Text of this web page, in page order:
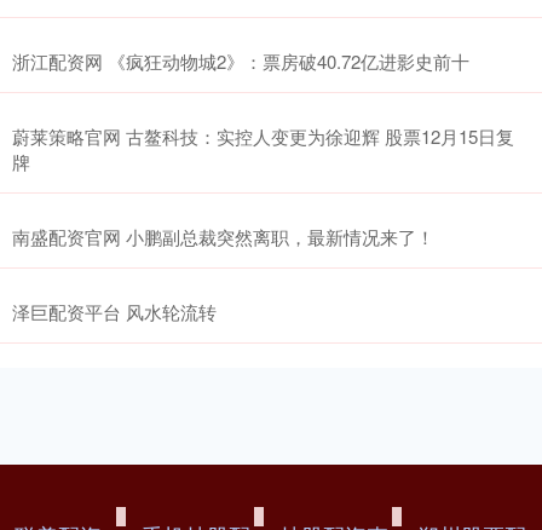
浙江配资网 《疯狂动物城2》：票房破40.72亿进影史前十
蔚莱策略官网 古鳌科技：实控人变更为徐迎辉 股票12月15日复
牌
南盛配资官网 小鹏副总裁突然离职，最新情况来了！
泽巨配资平台 风水轮流转